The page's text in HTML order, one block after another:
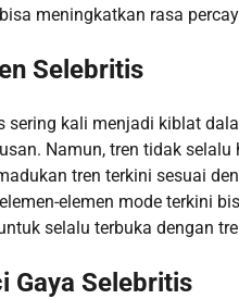
meningkatkan rasa
Selebritis
sering kali menjadi kiblat
Namun, tren tidak
tren terkini sesuai
elemen mode terkini
selalu terbuka dengan
Gaya Selebritis